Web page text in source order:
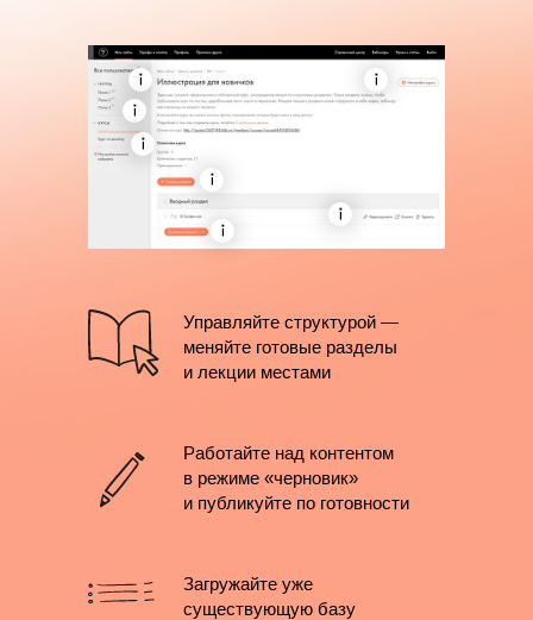
Управляйте структурой —
меняйте готовые разделы
и лекции местами
Работайте над контентом
в режиме «черновик»
и публикуйте по готовности
Загружайте уже
существующую базу